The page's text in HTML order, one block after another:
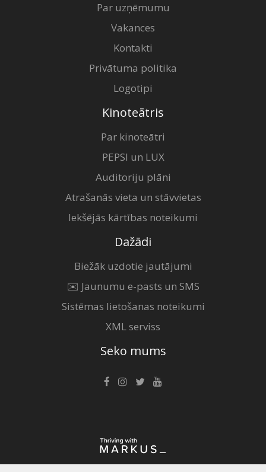
Par uzņēmumu
Vakances
Kontakti
Privātuma politika
Logotipi
Kinoteātris
Par kinoteātri
PEPSI un LUX
Auditoriju plāni
Atrašanās vieta un stāvvietas
Iekšējās kārtības noteikumi
Dažādi
Biežāk uzdotie jautājumi
✉️ Jaunumu e-pasts un SMS
Sistēmas lietošanas noteikumi
XML serviss
Seko mums